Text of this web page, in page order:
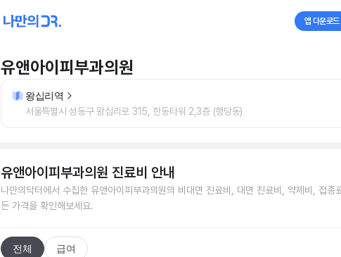
앱 다운로드
유앤아이피부과의원
왕십리역
서울특별시 성동구 왕십리로 315, 한동타워 2,3층 (행당동)
유앤아이피부과의원 진료비 안내
나만의닥터에서 수집한 유앤아이피부과의원의 비대면 진료비, 대면 진료비, 약제비, 접종
든 가격을 확인해보세요.
전체 급여